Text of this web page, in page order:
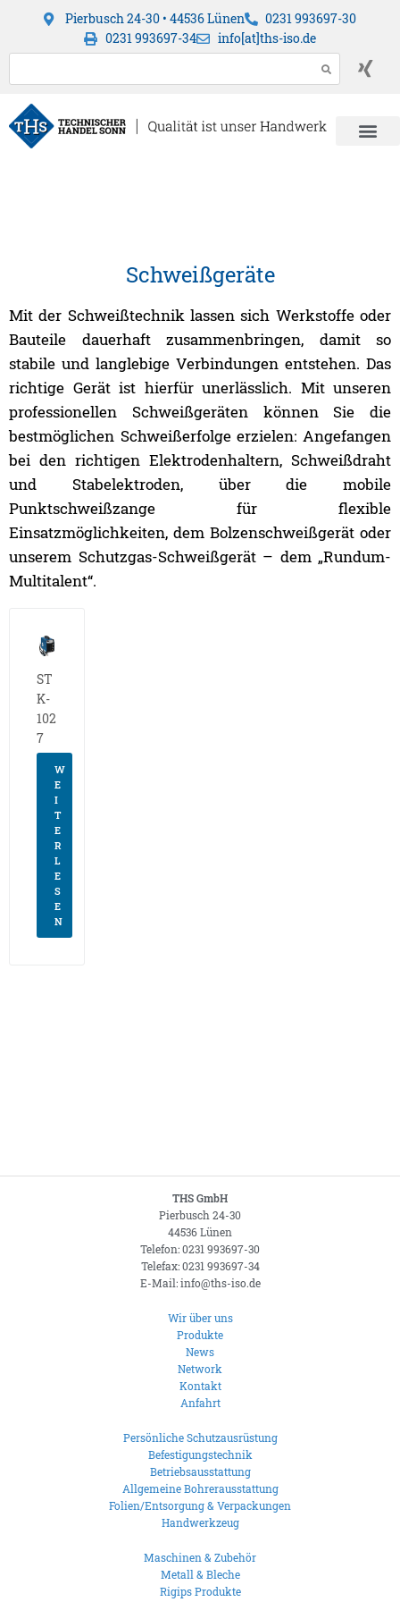
Pierbusch 24-30 • 44536 Lünen
0231 993697-30
0231 993697-34
info[at]ths-iso.de
Schweißgeräte
Mit der Schweißtechnik lassen sich Werkstoffe oder
Bauteile dauerhaft zusammenbringen, damit so
stabile und langlebige Verbindungen entstehen. Das
richtige Gerät ist hierfür unerlässlich. Mit unseren
professionellen Schweißgeräten können Sie die
bestmöglichen Schweißerfolge erzielen: Angefangen
bei den richtigen Elektrodenhaltern, Schweißdraht
und Stabelektroden, über die mobile
Punktschweißzange für flexible
Einsatzmöglichkeiten, dem Bolzenschweißgerät oder
unserem Schutzgas-Schweißgerät – dem „Rundum-
Multitalent“.
ST
K-
102
7
W
E
I
T
E
R
L
E
S
E
N
THS GmbH
Pierbusch 24-30
44536 Lünen
Telefon: 0231 993697-30
Telefax: 0231 993697-34
E-Mail: info@ths-iso.de
Wir über uns
Produkte
News
Network
Kontakt
Anfahrt
Persönliche Schutzausrüstung
Befestigungstechnik
Betriebsausstattung
Allgemeine Bohrerausstattung
Folien/Entsorgung & Verpackungen
Handwerkzeug
Maschinen & Zubehör
Metall & Bleche
Rigips Produkte